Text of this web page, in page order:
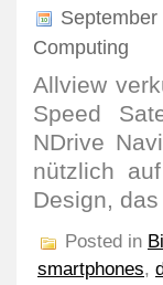
Computing
Allview
Speed
NDrive
nützlich
Design,
Posted in
smartphones,